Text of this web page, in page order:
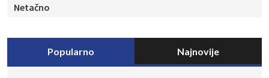
Netačno
Popularno Najnovije